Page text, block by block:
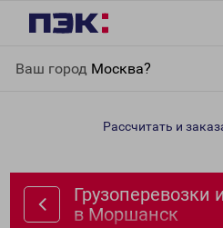
Ваш город Москва?
Моршанск
Рассчитать и
Грузоперевозки
в Моршанск